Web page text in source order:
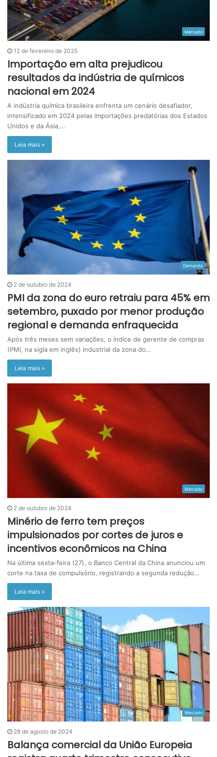
Mercado
12 de fevereiro de 2025
Importação em alta prejudicou
resultados da indústria de químicos
nacional em 2024
A indústria química brasileira enfrenta um cenário desafiador,
intensificado em 2024 pelas importações predatórias dos Estados
Unidos e da Ásia,…
Leia mais »
Demanda
2 de outubro de 2024
PMI da zona do euro retraiu para 45% em
setembro, puxado por menor produção
regional e demanda enfraquecida
Após três meses sem variações, o índice de gerente de compras
(PMI, na sigla em inglês) industrial da zona do…
Leia mais »
Mercado
2 de outubro de 2024
Minério de ferro tem preços
impulsionados por cortes de juros e
incentivos econômicos na China
Na última sexta-feira (27), o Banco Central da China anunciou um
corte na taxa de compulsório, registrando a segunda redução…
Leia mais »
Mercado
28 de agosto de 2024
Balança comercial da União Europeia